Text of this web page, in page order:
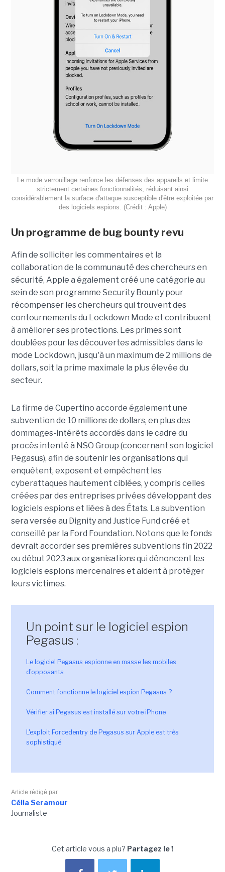
Le mode verrouillage renforce les défenses des appareils et limite
strictement certaines fonctionnalités, réduisant ainsi
considérablement la surface d'attaque susceptible d'être exploitée par
des logiciels espions. (Crédit : Apple)
Un programme de bug bounty revu
Afin de solliciter les commentaires et la
collaboration de la communauté des chercheurs en
sécurité, Apple a également créé une catégorie au
sein de son programme Security Bounty pour
récompenser les chercheurs qui trouvent des
contournements du Lockdown Mode et contribuent
à améliorer ses protections. Les primes sont
doublées pour les découvertes admissibles dans le
mode Lockdown, jusqu'à un maximum de 2 millions de
dollars, soit la prime maximale la plus élevée du
secteur.
La firme de Cupertino accorde également une
subvention de 10 millions de dollars, en plus des
dommages-intérêts accordés dans le cadre du
procès intenté à NSO Group (concernant son logiciel
Pegasus), afin de soutenir les organisations qui
enquêtent, exposent et empêchent les
cyberattaques hautement ciblées, y compris celles
créées par des entreprises privées développant des
logiciels espions et liées à des États. La subvention
sera versée au Dignity and Justice Fund créé et
conseillé par la Ford Foundation. Notons que le fonds
devrait accorder ses premières subventions fin 2022
ou début 2023 aux organisations qui dénoncent les
logiciels espions mercenaires et aident à protéger
leurs victimes.
Un point sur le logiciel espion
Pegasus :
Le logiciel Pegasus espionne en masse les mobiles
d'opposants
Comment fonctionne le logiciel espion Pegasus ?
Vérifier si Pegasus est installé sur votre iPhone
L'exploit Forcedentry de Pegasus sur Apple est très
sophistiqué
Article rédigé par
Célia Seramour
Journaliste
Cet article vous a plu? Partagez le !